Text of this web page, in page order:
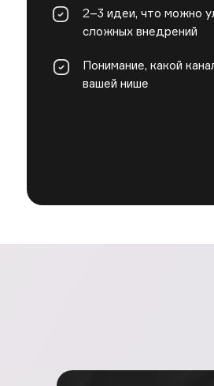
2–3 идеи, что можно
сложных внедрений
Понимание, какой
вашей нише